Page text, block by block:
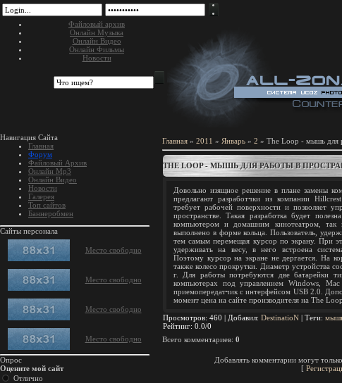
Файловый архив
Онлайн Музыка
Онлайн Видео
Онлайн Фильмы
Новости
Навигация Сайта
Главная
Форум
Файловый Архив
Онлайн Mp3
Онлайн Видео
Новости
Галерея
Топ сайтов
Баннеробмен
Сайты персонала
Место свободно
Место свободно
Место свободно
Место свободно
Опрос
Оцените мой сайт
Отлично
Главная » 2011 » Январь » 2 » The Loop - мышь для
THE LOOP - МЫШЬ ДЛЯ РАБОТЫ В
Довольно изящное решение в плане замены
предлагают разработчки из компании
требует рабочей поверхности и позволяет
пространстве. Такая разработка будет
компьютером и домашним кинотеатром, так
выполнено в форме кольца. Пользователь,
тем самым перемещая курсор по экрану. При
удерживать на весу, в него встроена
Поэтому курсор на экране не дергается. На
также колесо прокрутки. Диаметр устройства
г. Для работы потребуются две батарейки
компьютерах под управлением Windows,
приемопередатчик с интерфейсом USB 2.0.
момент цена на сайте производителя на The
Просмотров: 460 | Добавил: DestinatioN | Теги:
Рейтинг: 0.0/0
Всего комментариев: 0
Добавлять комментарии могут
[